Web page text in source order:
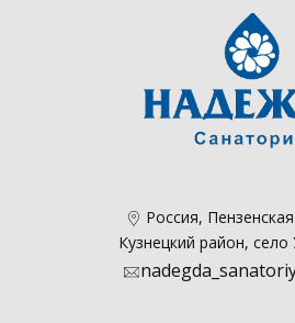
​Россия,
Кузнецкий район, село